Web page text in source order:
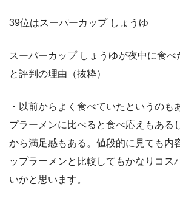
39位はスーパーカップ しょうゆ
スーパーカップ しょうゆが夜中に食べ
と評判の理由（抜粋）
・以前からよく食べていたというのも
プラーメンに比べると食べ応えもある
から満足感もある。値段的に見ても内
ップラーメンと比較してもかなりコス
いかと思います。